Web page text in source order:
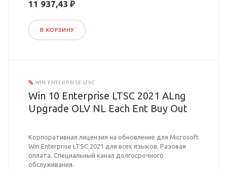
11 937,43 ₽
В КОРЗИНУ
WIN ENTERPRISE LTSC
Win 10 Enterprise LTSC 2021 ALng
Upgrade OLV NL Each Ent Buy Out
Корпоративная лицензия на обновление для Microsoft
Win Enterprise LTSC 2021 для всех языков. Разовая
оплата. Специальный канал долгосрочного
обслуживания.